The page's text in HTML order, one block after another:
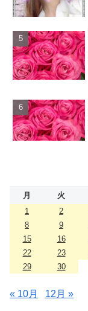
月 火
1
2
8
9
15
16
22
23
29
30
« 10月 12月 »